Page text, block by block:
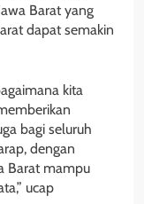
Barat yang
dapat semakin
kita
bagi seluruh
dengan
Barat mampu
ucap